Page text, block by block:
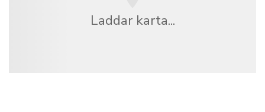
Laddar karta...